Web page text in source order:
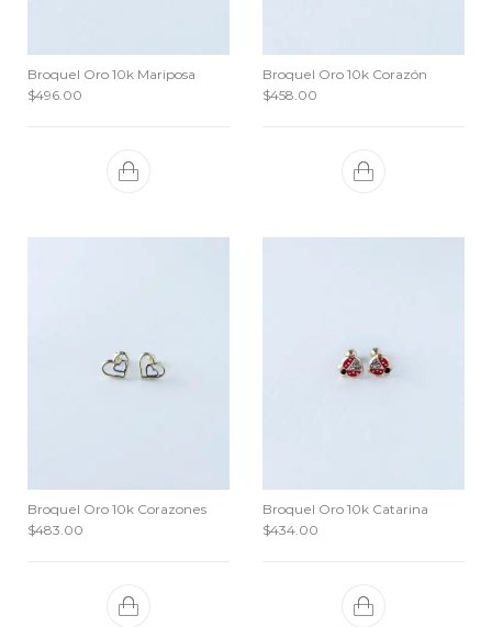
Broquel Oro 10k Mariposa
$496.00
Broquel Oro 10k Corazón
$458.00
Broquel Oro 10k Corazones
$483.00
Broquel Oro 10k Catarina
$434.00